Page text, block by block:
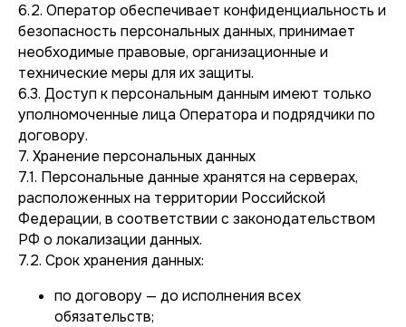
6.2. Оператор обеспечивает конфиденциальность и
безопасность персональных данных, принимает
необходимые правовые, организационные и
технические меры для их защиты.
6.3. Доступ к персональным данным имеют только
уполномоченные лица Оператора и подрядчики по
договору.
7. Хранение персональных данных
7.1. Персональные данные хранятся на серверах,
расположенных на территории Российской
Федерации, в соответствии с законодательством
РФ о локализации данных.
7.2. Срок хранения данных:
по договору — до исполнения всех
обязательств;